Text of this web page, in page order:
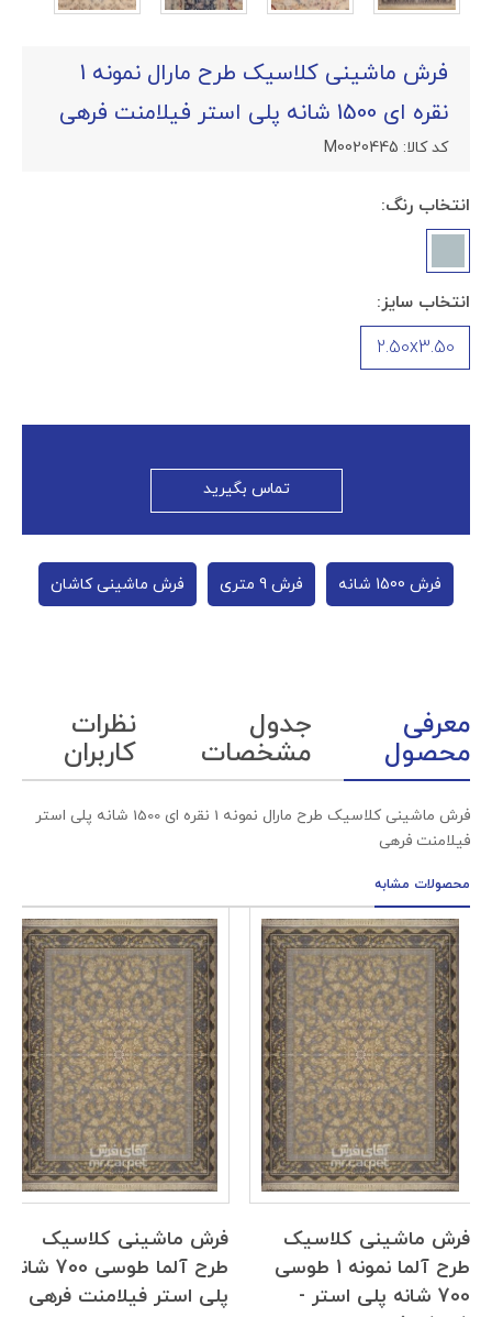
فرش ماشینی کلاسیک طرح مارال نمونه 1
نقره ای 1500 شانه پلی استر فیلامنت فرهی
کد کالا: M0020445
انتخاب رنگ:
انتخاب سایز:
2.50x3.50
تماس بگیرید
فرش 1500 شانه فرش 9 متری فرش ماشینی کاشان
معرفی
محصول
جدول
مشخصات
نظرات
کاربران
فرش ماشینی کلاسیک طرح مارال نمونه 1 نقره ای 1500 شانه پلی استر
فیلامنت فرهی
محصولات مشابه
فرش ماشینی کلاسیک
طرح آلما نمونه 1 طوسی
700 شانه پلی استر -
فرش ماشینی کلاسیک
طرح آلما طوسی 700 شانه
پلی استر فیلامنت فرهی